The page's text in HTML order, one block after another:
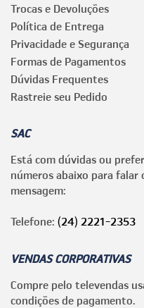
Trocas e Devoluções
Política de Entrega
Privacidade e Segurança
Formas de Pagamentos
Dúvidas Frequentes
Rastreie seu Pedido
SAC
Está com dúvidas ou
números abaixo para falar
mensagem:
Telefone: (24) 2221-2353
VENDAS CORPORATIVAS
Compre pelo televendas
condições de pagamento.